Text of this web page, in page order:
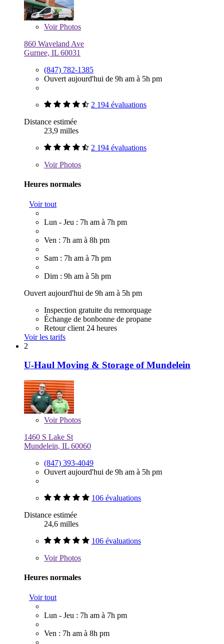
VoirPhotos
860 Waveland Ave
Gurnee, IL 60031
(847) 782-1385
Ouvert aujourd'hui de 9h am à 5h pm
2 194 évaluations
Distance estimée
23,9 milles
2 194 évaluations
VoirPhotos
Heures normales
Voir tout
Lun - Jeu : 7h am à 7h pm
Ven : 7h am à 8h pm
Sam : 7h am à 7h pm
Dim : 9h am à 5h pm
Ouvert aujourd'hui de 9h am à 5h pm
Inspection gratuite du remorquage
Échange de bonbonne de propane
Retour client 24 heures
Voir les tarifs
2
U-Haul Moving & Storage of Mundelein
VoirPhotos
1460 S Lake St
Mundelein, IL 60060
(847) 393-4049
Ouvert aujourd'hui de 9h am à 5h pm
106 évaluations
Distance estimée
24,6 milles
106 évaluations
VoirPhotos
Heures normales
Voir tout
Lun - Jeu : 7h am à 7h pm
Ven : 7h am à 8h pm